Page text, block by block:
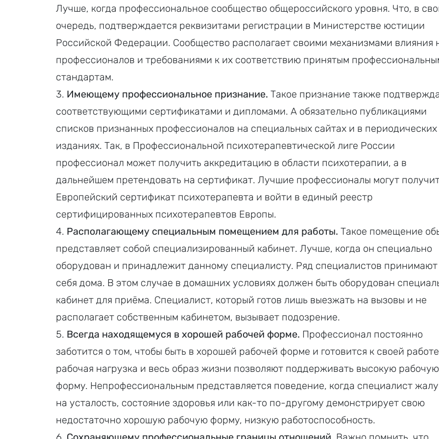
Лучше, когда профессиональное сообщество общероссийского уровня. Что, в
очередь, подтверждается реквизитами регистрации в Министерстве юстиции
Российской Федерации. Сообщество располагает своими механизмами влияния
профессионалов и требованиями к их соответствию принятым
стандартам.
Имеющему профессиональное признание. Такое признание также
соответствующими сертификатами и дипломами. А обязательно публикациями
списков признанных профессионалов на специальных сайтах и в периодических
изданиях. Так, в Профессиональной психотерапевтической лиге России
профессионал может получить аккредитацию в области психотерапии, а в
дальнейшем претендовать на сертификат. Лучшие профессионалы могут
Европейский сертификат психотерапевта и войти в единый реестр
сертифицированных психотерапевтов Европы.
Располагающему специальным помещением для работы. Такое помещение
представляет собой специализированный кабинет. Лучше, когда он специально
оборудован и принадлежит данному специалисту. Ряд специалистов
себя дома. В этом случае в домашних условиях должен быть оборудован
кабинет для приёма. Специалист, который готов лишь выезжать на вызовы и не
располагает собственным кабинетом, вызывает подозрение.
Всегда находящемуся в хорошей рабочей форме. Профессионал постоянно
заботится о том, чтобы быть в хорошей рабочей форме и готовится к своей
рабочая нагрузка и весь образ жизни позволяют поддерживать высокую рабочую
форму. Непрофессиональным представляется поведение, когда специалист
на усталость, состояние здоровья или как-то по-другому демонстрирует свою
недостаточно хорошую рабочую форму, низкую работоспособность.